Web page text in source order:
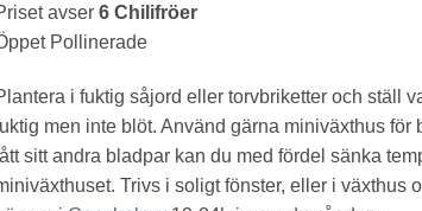
avser 6 Chilifröer
Pollinerade
i fuktig såjord eller torvbriketter och ställ
men inte blöt. Använd gärna miniväxthus
sitt andra bladpar kan du med fördel sänka
Trivs i soligt fönster, eller i växthus